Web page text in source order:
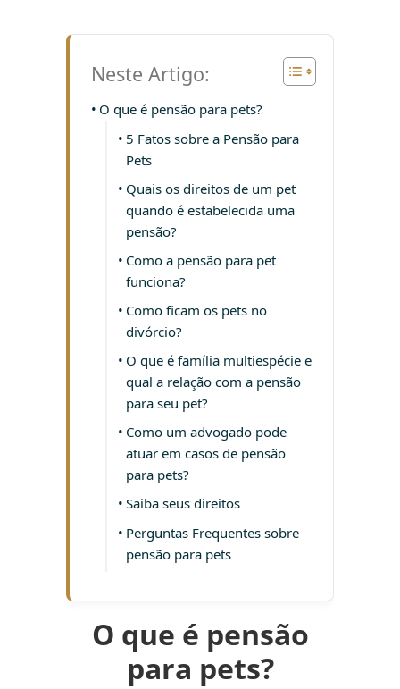
Neste Artigo:
O que é pensão para pets?
5 Fatos sobre a Pensão para
Pets
Quais os direitos de um pet
quando é estabelecida uma
pensão?
Como a pensão para pet
funciona?
Como ficam os pets no
divórcio?
O que é família multiespécie e
qual a relação com a pensão
para seu pet?
Como um advogado pode
atuar em casos de pensão
para pets?
Saiba seus direitos
Perguntas Frequentes sobre
pensão para pets
O que é pensão
para pets?